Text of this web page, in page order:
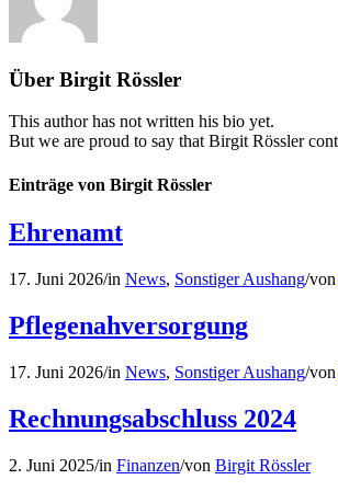
Über Birgit Rössler
This author has not written his bio yet.
But we are proud to say thatBirgit Rössler
Einträge von Birgit Rössler
Ehrenamt
17. Juni 2026/in News, Sonstiger Aushang/von
Pflegenahversorgung
17. Juni 2026/in News, Sonstiger Aushang/von
Rechnungsabschluss 2024
2. Juni 2025/in Finanzen/von Birgit Rössler